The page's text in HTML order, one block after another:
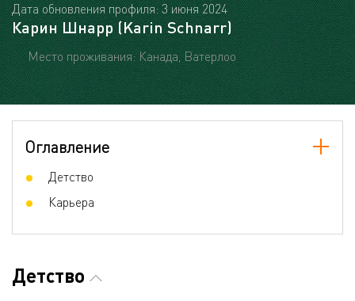
Дата обновления профиля: 3 июня 2024
Карин Шнарр (Karin Schnarr)
Место проживания: Канада, Ватерлоо
Оглавление
Детство
Карьера
Детство